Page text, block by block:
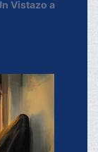
Vistazo a